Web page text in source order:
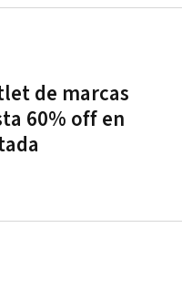
de marcas
60% off en